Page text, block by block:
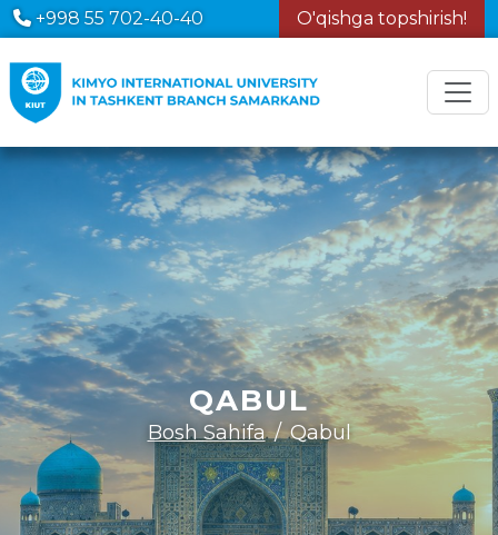
+998 55 702-40-40 O'qishga topshirish!
QABUL
Bosh Sahifa Qabul